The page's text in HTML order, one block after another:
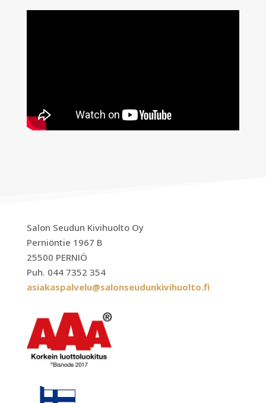
Salon Seudun Kivihuolto Oy
Perniöntie 1967 B
25500 PERNIÖ
Puh. 044 7352 354
asiakaspalvelu@salonseudunkivihuolto.fi